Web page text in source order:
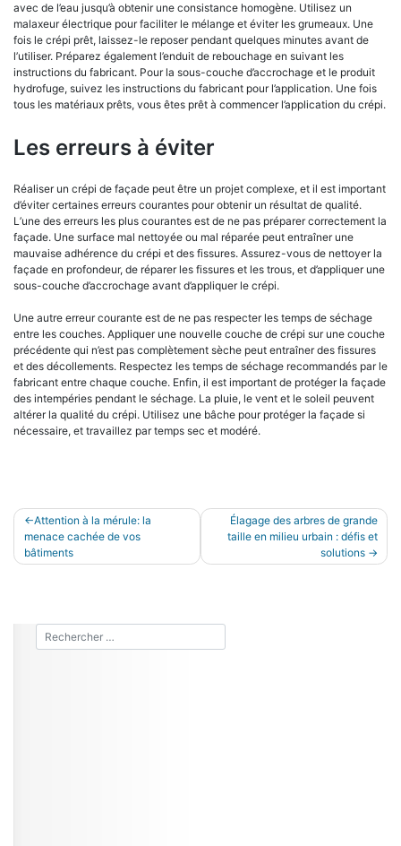
avec de l’eau jusqu’à obtenir une consistance homogène. Utilisez un
malaxeur électrique pour faciliter le mélange et éviter les grumeaux. Une
fois le crépi prêt, laissez-le reposer pendant quelques minutes avant de
l’utiliser. Préparez également l’enduit de rebouchage en suivant les
instructions du fabricant. Pour la sous-couche d’accrochage et le produit
hydrofuge, suivez les instructions du fabricant pour l’application. Une fois
tous les matériaux prêts, vous êtes prêt à commencer l’application du crépi.
Les erreurs à éviter
Réaliser un crépi de façade peut être un projet complexe, et il est important
d’éviter certaines erreurs courantes pour obtenir un résultat de qualité.
L’une des erreurs les plus courantes est de ne pas préparer correctement la
façade. Une surface mal nettoyée ou mal réparée peut entraîner une
mauvaise adhérence du crépi et des fissures. Assurez-vous de nettoyer la
façade en profondeur, de réparer les fissures et les trous, et d’appliquer une
sous-couche d’accrochage avant d’appliquer le crépi.
Une autre erreur courante est de ne pas respecter les temps de séchage
entre les couches. Appliquer une nouvelle couche de crépi sur une couche
précédente qui n’est pas complètement sèche peut entraîner des fissures
et des décollements. Respectez les temps de séchage recommandés par le
fabricant entre chaque couche. Enfin, il est important de protéger la façade
des intempéries pendant le séchage. La pluie, le vent et le soleil peuvent
altérer la qualité du crépi. Utilisez une bâche pour protéger la façade si
nécessaire, et travaillez par temps sec et modéré.
Navigation
de
Attention à la mérule: la
menace cachée de vos
bâtiments
Élagage des arbres de grande
taille en milieu urbain : défis et
solutions